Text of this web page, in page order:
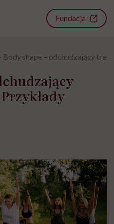
Fundacja
Body shape – odchudzający